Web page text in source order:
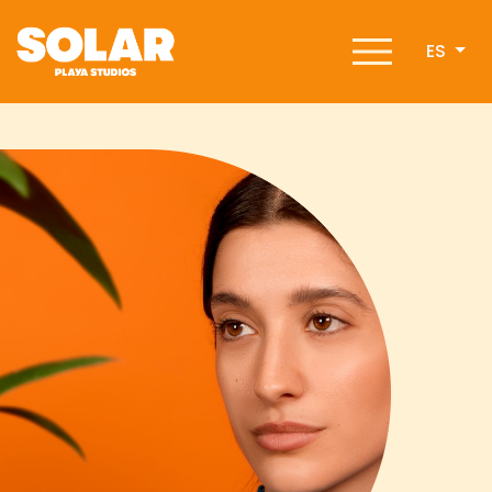
ES
Inicio
Desarrollo
Amenidades